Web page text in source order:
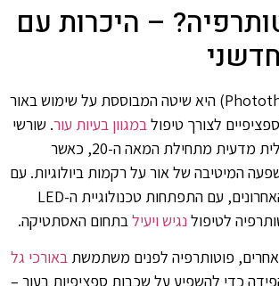
– היכרות עם
פוטותרפיה (Phototherapy) היא שיטה המבוססת על שימוש באור
לצורך טיפול במגוון בעיות עור. שורשי
הטיפול נעוצים בתגלית מדעית מתחילת המאה ה-20, כאשר
המיטיבה של אור על רקמות ביולוגיות. עם
זאת, רק בעשורים האחרונים, עם התפתחות טכנולוגיית ה-LED
לטיפול נגיש ויעיל בתחום האסתטיקה.
אחרים, פוטותרפיה לפנים משתמשת באורכי גל
כדי להשפיע על שכבות ספציפיות בעור –